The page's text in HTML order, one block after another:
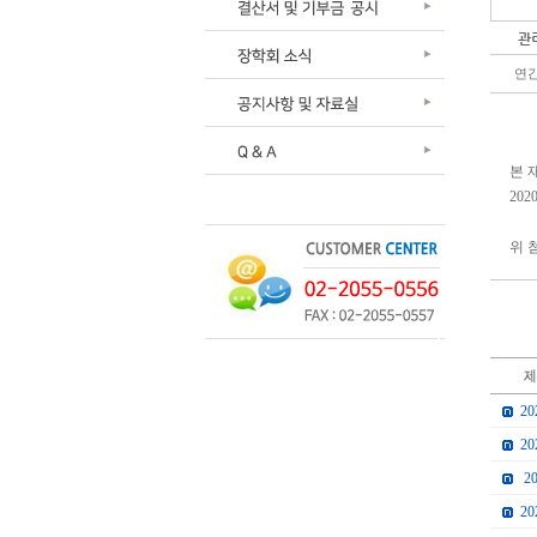
관
연
본
위